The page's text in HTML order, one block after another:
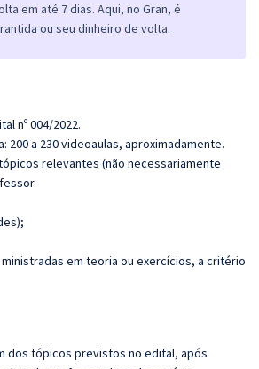
em até 7 dias. Aqui, no Gran, é
ou seu dinheiro de volta.
nº 004/2022.
200 a 230 videoaulas, aproximadamente.
relevantes (não necessariamente
em teoria ou exercícios, a critério
dos tópicos previstos no edital, após